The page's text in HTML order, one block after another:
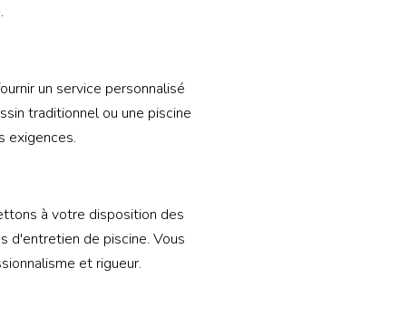
un service personnalisé
traditionnel ou une piscine
exigences.
à votre disposition des
d'entretien de piscine. Vous
et rigueur.